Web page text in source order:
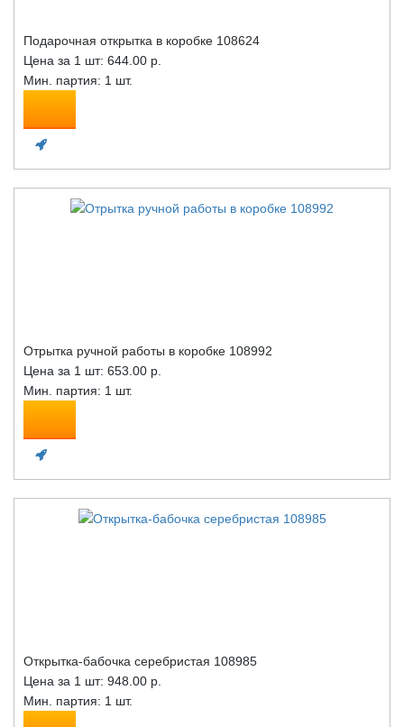
Подарочная открытка в коробке 108624
Цена за 1 шт: 644.00 р.
Мин. партия: 1 шт.
Отрытка ручной работы в коробке 108992
Цена за 1 шт: 653.00 р.
Мин. партия: 1 шт.
Открытка-бабочка серебристая 108985
Цена за 1 шт: 948.00 р.
Мин. партия: 1 шт.